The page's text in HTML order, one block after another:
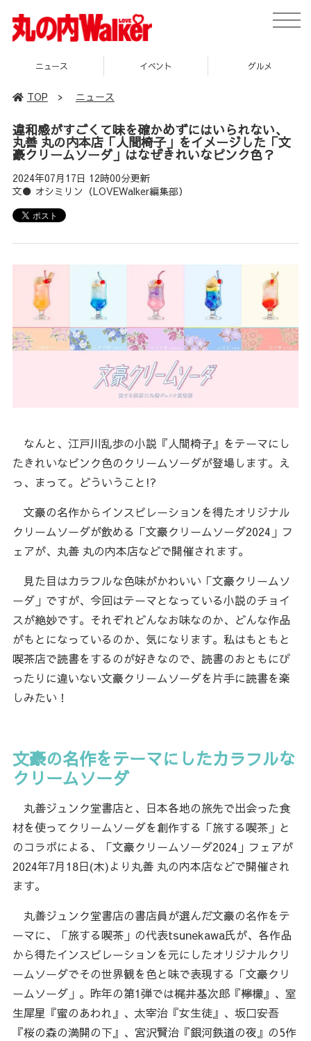
toggle
イベント グルメ スポット
TOP > ニュース
違和感がすごくて味を確かめずにはいられない、
丸善 丸の内本店「人間椅子」をイメージした「文
豪クリームソーダ」はなぜきれいなピンク色？
2024年07月17日 12時00分更新
文● オシミリン（LOVEWalker編集部）
なんと、江戸川乱歩の小説『人間椅子』をテーマにし
たきれいなピンク色のクリームソーダが登場します。え
っ、まって。どういうこと!?
文豪の名作からインスピレーションを得たオリジナル
クリームソーダが飲める「文豪クリームソーダ2024」フ
ェアが、丸善 丸の内本店などで開催されます。
見た目はカラフルな色味がかわいい「文豪クリームソ
ーダ」ですが、今回はテーマとなっている小説のチョイ
スが絶妙です。それぞれどんなお味なのか、どんな作品
がもとになっているのか、気になります。私はもともと
喫茶店で読書をするのが好きなので、読書のおともにぴ
ったりに違いない文豪クリームソーダを片手に読書を楽
しみたい！
文豪の名作をテーマにしたカラフルな
クリームソーダ
丸善ジュンク堂書店と、日本各地の旅先で出会った食
材を使ってクリームソーダを創作する「旅する喫茶」と
のコラボによる、「文豪クリームソーダ2024」フェアが
2024年7月18日(木)より丸善 丸の内本店などで開催され
ます。
丸善ジュンク堂書店の書店員が選んだ文豪の名作をテ
ーマに、「旅する喫茶」の代表tsunekawa氏が、各作品
から得たインスピレーションを元にしたオリジナルクリ
ームソーダでその世界観を色と味で表現する「文豪クリ
ームソーダ」。昨年の第1弾では梶井基次郎『檸檬』、室
生犀星『蜜のあわれ』、太宰治『女生徒』、坂口安吾
『桜の森の満開の下』、宮沢賢治『銀河鉄道の夜』の5作